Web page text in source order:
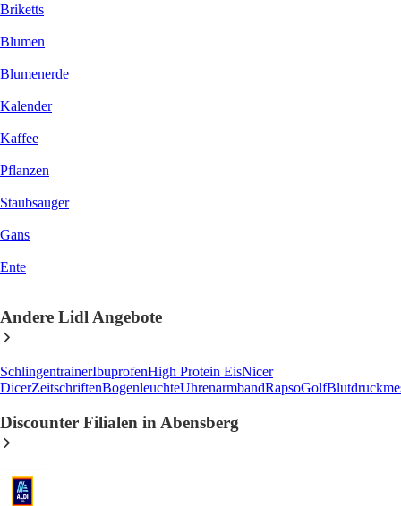
Briketts
Blumen
Blumenerde
Kalender
Kaffee
Pflanzen
Staubsauger
Gans
Ente
Andere Lidl Angebote
SchlingentrainerIbuprofenHigh Protein EisNicer
DicerZeitschriftenBogenleuchteUhrenarmbandRapsoGolf
Discounter Filialen in Abensberg